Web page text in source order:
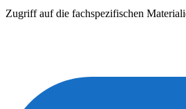
Zugriff auf die fachspezifischen